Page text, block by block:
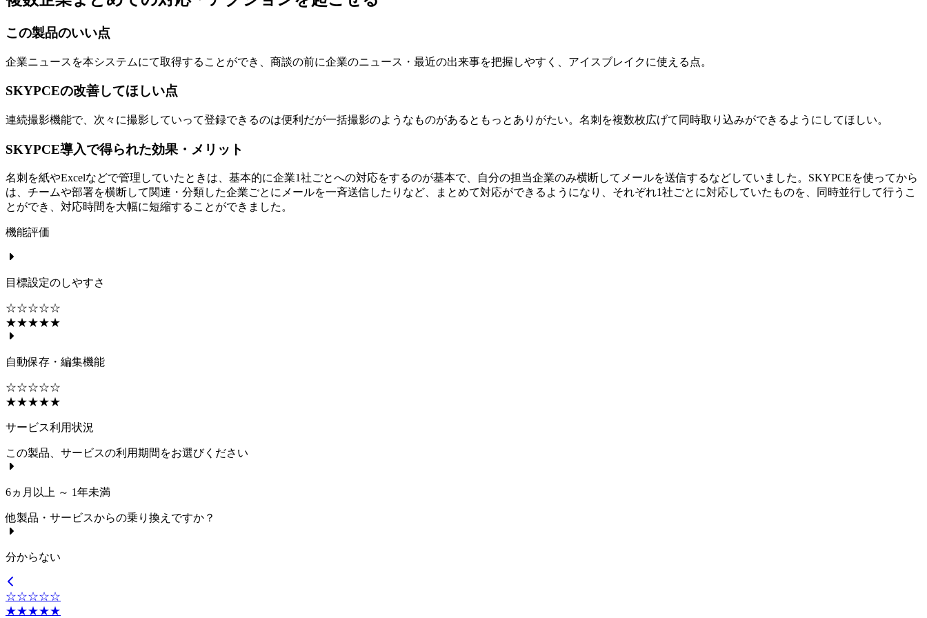
この製品のいい点
企業ニュースを本システムにて取得することができ、商談の前に企業のニュース・最近の出来事を把握しやすく、アイスブレイクに使える点。
SKYPCEの改善してほしい点
連続撮影機能で、次々に撮影していって登録できるのは便利だが一括撮影のようなものがあるともっとありがたい。名刺を複数枚広げて同時取り込みができるようにしてほしい。
SKYPCE導入で得られた効果・メリット
名刺を紙やExcelなどで管理していたときは、基本的に企業1社ごとへの対応をするのが基本で、自分の担当企業のみ横断してメールを送信するなどしていました。SKYPCEを使ってから
は、チームや部署を横断して関連・分類した企業ごとにメールを一斉送信したりなど、まとめて対応ができるようになり、それぞれ1社ごとに対応していたものを、同時並行して行うこ
とができ、対応時間を大幅に短縮することができました。
機能評価
目標設定のしやすさ
☆☆☆☆☆
★★★★★
自動保存・編集機能
☆☆☆☆☆
★★★★★
サービス利用状況
この製品、サービスの利用期間をお選びください
6ヵ月以上 ～ 1年未満
他製品・サービスからの乗り換えですか？
分からない
☆☆☆☆☆
★★★★★